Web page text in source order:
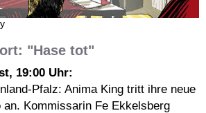
"Hase tot"
19:00 Uhr:
Pfalz: Anima King tritt ihre neue
an. Kommissarin Fe Ekkelsberg